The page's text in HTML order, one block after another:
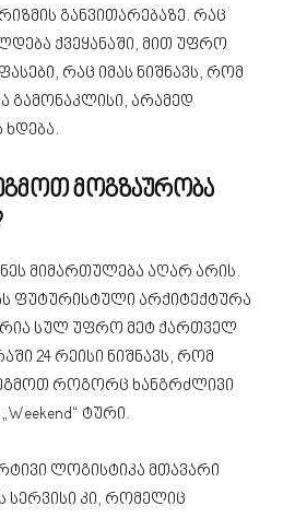
განვითარებაზე. რაც
ქვეყანაში, მით უფრო
რაც იმას ნიშნავს, რომ
გამონაკლისი, არამედ
მოგზაურობა
მიმართულება აღარ არის.
ფუტურისტული არქიტექტურა
სულ უფრო მეტ ქართველ
24 რეისი ნიშნავს, რომ
როგორც ხანგრძლივი
ტური.
ლოგისტიკა მთავარი
სერვისი კი, რომელიც